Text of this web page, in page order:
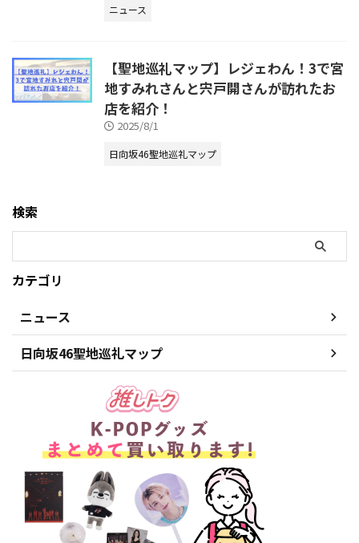
ニュース
【聖地巡礼マップ】レジェわん！3で宮
地すみれさんと宍戸開さんが訪れたお
店を紹介！
2025/8/1
日向坂46聖地巡礼マップ
検索
カテゴリ
ニュース
日向坂46聖地巡礼マップ